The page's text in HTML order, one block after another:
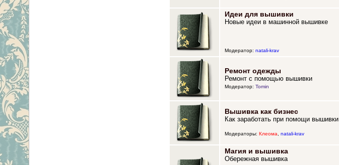
Идеи для вышивки
Новые идеи в машинной вышивке
Модератор: natali-krav
Ремонт одежды
Ремонт с помощью вышивки
Модератор: Tomin
Вышивка как бизнес
Как заработать при помощи вышивки
Модераторы: Клеома, natali-krav
Магия и вышивка
Обережная вышивка